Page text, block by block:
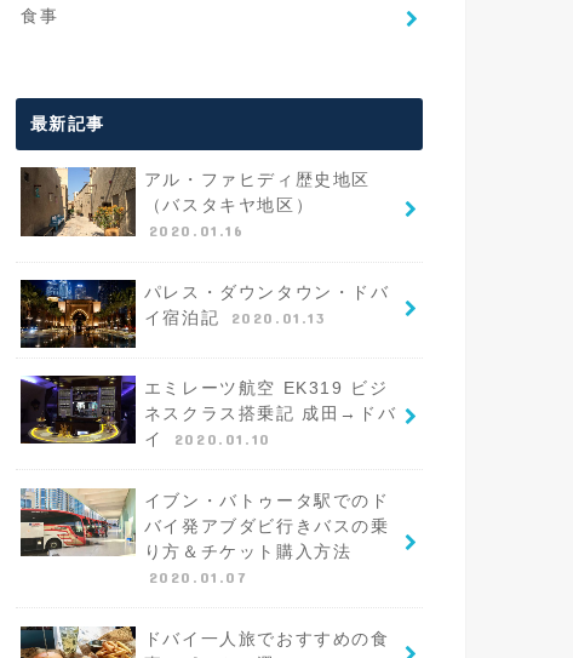
食事
最新記事
アル・ファヒディ歴史地区
（バスタキヤ地区）
2020.01.16
パレス・ダウンタウン・ドバ
イ宿泊記
2020.01.13
エミレーツ航空 EK319 ビジ
ネスクラス搭乗記 成田→ドバ
イ
2020.01.10
イブン・バトゥータ駅でのド
バイ発アブダビ行きバスの乗
り方＆チケット購入方法
2020.01.07
ドバイ一人旅でおすすめの食